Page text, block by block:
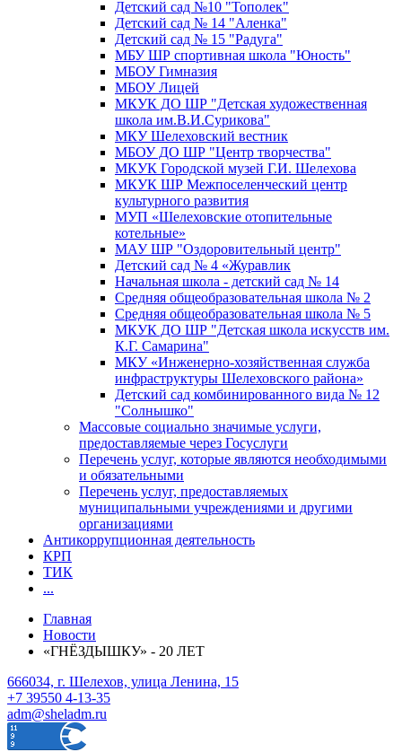
Детский сад №10 "Тополек"
Детский сад № 14 "Аленка"
Детский сад № 15 "Радуга"
МБУ ШР спортивная школа "Юность"
МБОУ Гимназия
МБОУ Лицей
МКУК ДО ШР "Детская художественная
школа им.В.И.Сурикова"
МКУ Шелеховский вестник
МБОУ ДО ШР "Центр творчества"
МКУК Городской музей Г.И. Шелехова
МКУК ШР Межпоселенческий центр
культурного развития
МУП «Шелеховские отопительные
котельные»
МАУ ШР "Оздоровительный центр"
Детский сад № 4 «Журавлик
Начальная школа - детский сад № 14
Средняя общеобразовательная школа № 2
Средняя общеобразовательная школа № 5
МКУК ДО ШР "Детская школа искусств им.
К.Г. Самарина"
МКУ «Инженерно-хозяйственная служба
инфраструктуры Шелеховского района»
Детский сад комбинированного вида № 12
"Солнышко"
Массовые социально значимые услуги,
предоставляемые через Госуслуги
Перечень услуг, которые являются необходимыми
и обязательными
Перечень услуг, предоставляемых
муниципальными учреждениями и другими
организациями
Антикоррупционная деятельность
КРП
ТИК
...
Главная
Новости
«ГНЁЗДЫШКУ» - 20 ЛЕТ
666034, г. Шелехов, улица Ленина, 15
+7 39550 4-13-35
adm@sheladm.ru